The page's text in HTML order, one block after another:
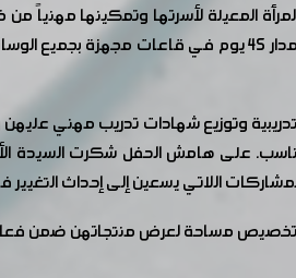
2019 والتي تعنى بدعم وتأهيل المرأة
الصابون، كروشيه، حلاقة نسائية، شك النول، إدارة مشاريع
وتوزيع شهادات تدريب مهني
هامش الحفل شكرت السيدة
اللاتي يسعين إلى إحداث
مساحة لعرض منتجاتهن ضمن